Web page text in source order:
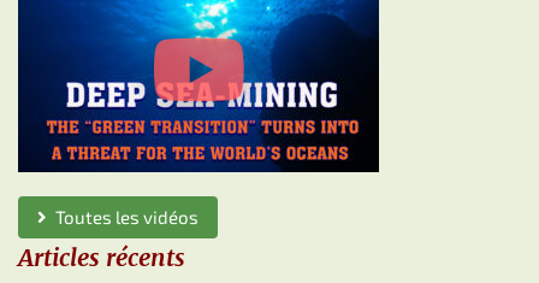
Toutes les vidéos
Articles récents